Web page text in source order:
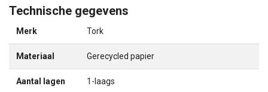
Technische gegevens
Merk Tork
Materiaal Gerecycled papier
Aantal lagen 1-laags